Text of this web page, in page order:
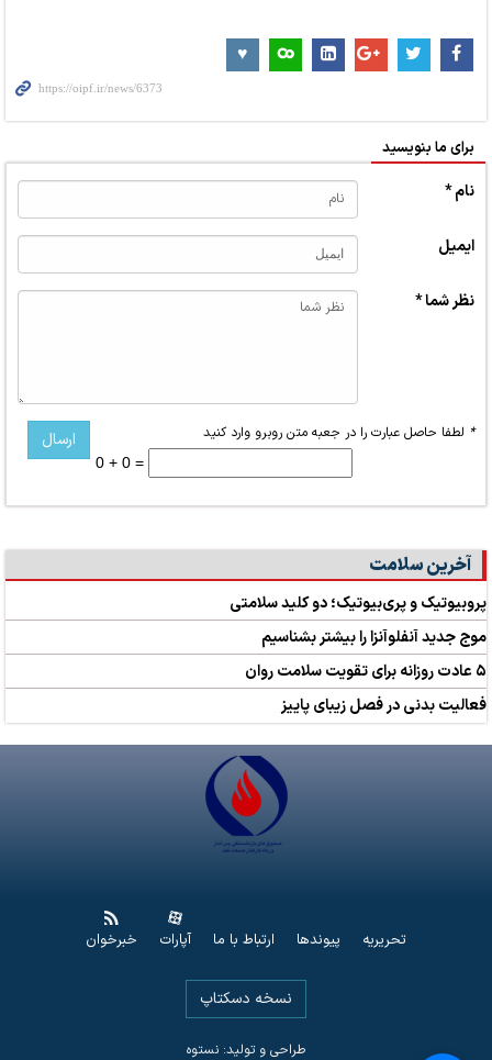
برای ما بنویسید
نام *
ایمیل
نظر شما *
* لطفا حاصل عبارت را در جعبه متن روبرو وارد کنید
0 + 0 =
آخرین سلامت
پروبیوتیک و پری‌بیوتیک؛ دو کلید سلامتی
موج جدید آنفلوآنزا را بیشتر بشناسیم
۵ عادت روزانه برای تقویت سلامت روان
فعالیت بدنی در فصل زیبای پاییز
تحریریه پیوندها ارتباط با ما آپارات خبرخوان
نسخه دسکتاپ
طراحی و تولید: نستوه